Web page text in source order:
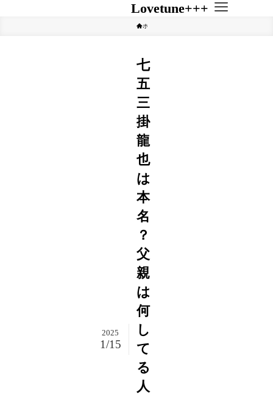
Lovetune+++
ホーム
七
五
三
掛
龍
也
は
本
名
？
父
親
は
何
し
て
る
人
2025
1/15